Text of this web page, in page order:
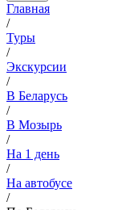
Главная
/
Туры
/
Экскурсии
/
В Беларусь
/
В Мозырь
/
На 1 день
/
На автобусе
/